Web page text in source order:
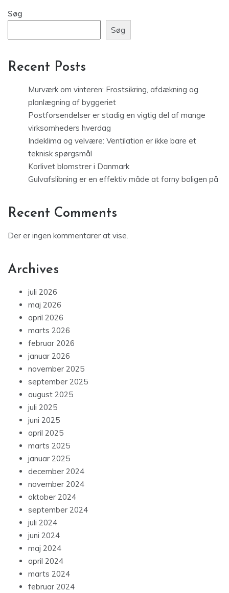
Søg
Søg
Recent Posts
Murværk om vinteren: Frostsikring, afdækning og
planlægning af byggeriet
Postforsendelser er stadig en vigtig del af mange
virksomheders hverdag
Indeklima og velvære: Ventilation er ikke bare et
teknisk spørgsmål
Korlivet blomstrer i Danmark
Gulvafslibning er en effektiv måde at forny boligen på
Recent Comments
Der er ingen kommentarer at vise.
Archives
juli 2026
maj 2026
april 2026
marts 2026
februar 2026
januar 2026
november 2025
september 2025
august 2025
juli 2025
juni 2025
april 2025
marts 2025
januar 2025
december 2024
november 2024
oktober 2024
september 2024
juli 2024
juni 2024
maj 2024
april 2024
marts 2024
februar 2024